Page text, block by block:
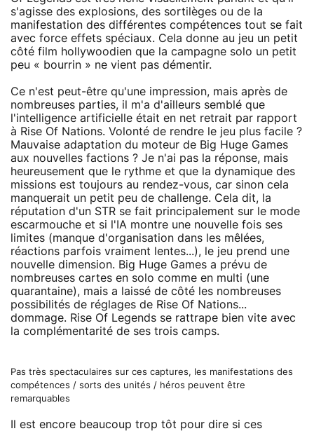
s'agisse des explosions, des sortilèges ou de la
manifestation des différentes compétences tout se fait
avec force effets spéciaux. Cela donne au jeu un petit
côté film hollywoodien que la campagne solo un petit
peu « bourrin » ne vient pas démentir.
Ce n'est peut-être qu'une impression, mais après de
nombreuses parties, il m'a d'ailleurs semblé que
l'intelligence artificielle était en net retrait par rapport
à Rise Of Nations. Volonté de rendre le jeu plus facile ?
Mauvaise adaptation du moteur de Big Huge Games
aux nouvelles factions ? Je n'ai pas la réponse, mais
heureusement que le rythme et que la dynamique des
missions est toujours au rendez-vous, car sinon cela
manquerait un petit peu de challenge. Cela dit, la
réputation d'un STR se fait principalement sur le mode
escarmouche et si l'IA montre une nouvelle fois ses
limites (manque d'organisation dans les mêlées,
réactions parfois vraiment lentes...), le jeu prend une
nouvelle dimension. Big Huge Games a prévu de
nombreuses cartes en solo comme en multi (une
quarantaine), mais a laissé de côté les nombreuses
possibilités de réglages de Rise Of Nations...
dommage. Rise Of Legends se rattrape bien vite avec
la complémentarité de ses trois camps.
Pas très spectaculaires sur ces captures, les manifestations des
compétences / sorts des unités / héros peuvent être
remarquables
Il est encore beaucoup trop tôt pour dire si ces